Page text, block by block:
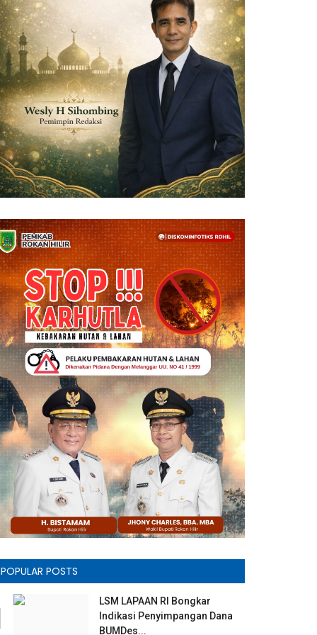
Pekanbaru
POPULAR POSTS
LSM LAPAAN RI Bongkar
Indikasi Penyimpangan Dana
BUMDes...